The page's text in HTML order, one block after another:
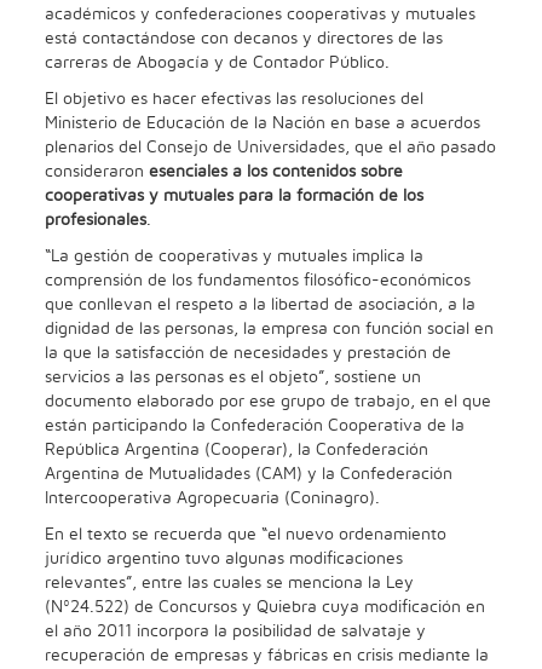
académicos y confederaciones cooperativas y mutuales
está contactándose con decanos y directores de las
carreras de Abogacía y de Contador Público.
El objetivo es hacer efectivas las resoluciones del
Ministerio de Educación de la Nación en base a acuerdos
plenarios del Consejo de Universidades, que el año pasado
consideraronesenciales a los contenidos sobre
cooperativas y mutuales para la formación de los
profesionales.
“La gestión de cooperativas y mutuales implica la
comprensión de los fundamentos filosófico-económicos
que conllevan el respeto a la libertad de asociación, a la
dignidad de las personas, la empresa con función social en
la que la satisfacción de necesidades y prestación de
servicios a las personas es el objeto”, sostiene un
documento elaborado por ese grupo de trabajo, en el que
están participando la Confederación Cooperativa de la
República Argentina (Cooperar), la Confederación
Argentina de Mutualidades (CAM) y la Confederación
Intercooperativa Agropecuaria (Coninagro).
En el texto se recuerda que “el nuevo ordenamiento
jurídico argentino tuvo algunas modificaciones
relevantes”, entre las cuales se menciona la Ley
(Nº24.522) de Concursos y Quiebra cuya modificación en
el año 2011 incorpora la posibilidad de salvataje y
recuperación de empresas y fábricas en crisis mediante la